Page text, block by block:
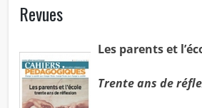
Revues
Les parents et
Trente ans de